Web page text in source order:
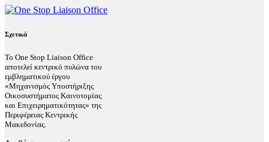
Σχετικά
Το One Stop Liaison Office
αποτελεί κεντρικό πυλώνα του
εμβληματικού έργου
«Μηχανισμός Υποστήριξης
Οικοσυστήματος Καινοτομίας
και Επιχειρηματικότητας» της
Περιφέρειας Κεντρικής
Μακεδονίας.